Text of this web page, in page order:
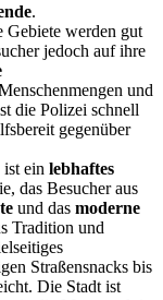
.
Gebiete werden gut
jedoch auf ihre
und
die Polizei schnell
gegenüber
ein lebhaftes
das Besucher aus
und das moderne
Tradition und
Straßensnacks bis
Die Stadt ist